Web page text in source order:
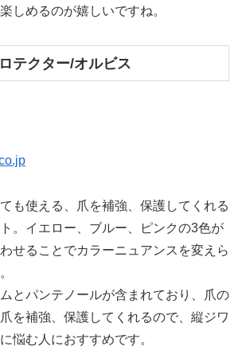
しめるのが嬉しいですね。
テクター/オルビス
も使える、爪を補強、保護してくれる
。イエロー、ブルー、ピンクの3色が
せることでカラーニュアンスを変えら
とパンテノールが含まれており、爪の
を補強、保護してくれるので、縦ジワ
悩む人におすすめです。